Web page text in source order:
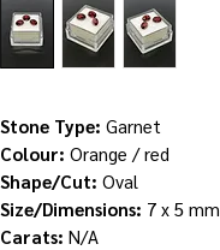
Stone Type: Garnet
Colour: Orange / red
Shape/Cut: Oval
Size/Dimensions: 7 x 5 mm
Carats: N/A